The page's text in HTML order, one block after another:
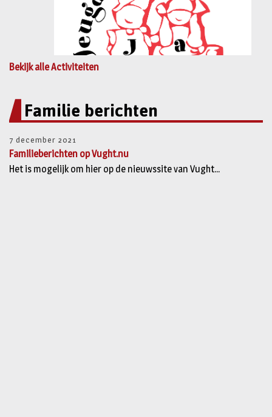
Bekijk alle Activiteiten
Familie berichten
7 december 2021
Familieberichten op Vught.nu
Het is mogelijk om hier op de nieuwssite van Vught...